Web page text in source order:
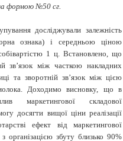
формою №50 сг.
досліджували залежність
ознака) і середньою ціною
1 ц. Встановлено, що
зв’язок між часткою накладних
та зворотній зв’язок між цією
Доходимо висновку, що в
маркетингової складової
досягти вищої ціни реалізації
ефект від маркетингової
організацією збуту близько 90%